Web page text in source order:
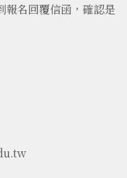
報名回覆信函，確認是